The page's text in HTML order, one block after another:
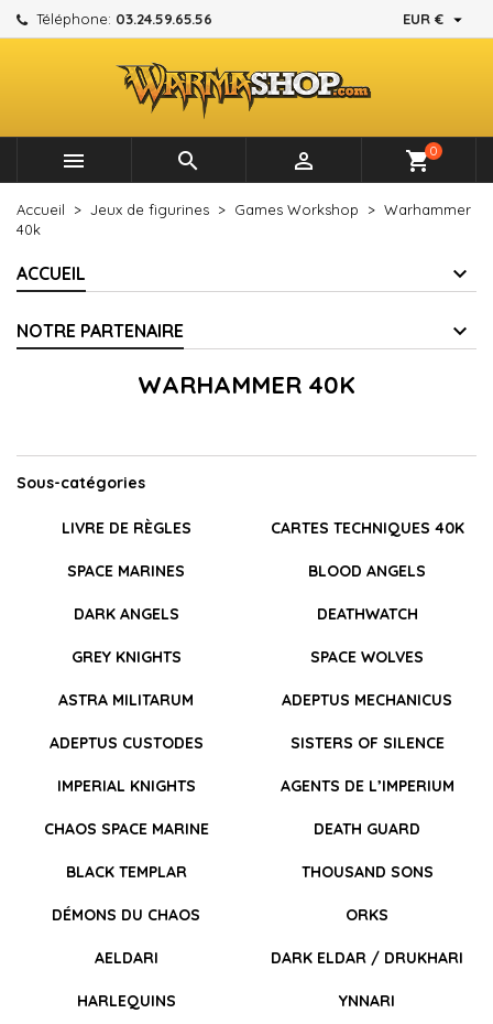
Téléphone: 03.24.59.65.56 EUR € 
   shopping_cart0
Accueil Jeux de figurines Games Workshop
Warhammer
40k
ACCUEIL
NOTRE PARTENAIRE
WARHAMMER 40K
Sous-catégories
LIVRE DE RÈGLES CARTES TECHNIQUES 40K
SPACE MARINES BLOOD ANGELS
DARK ANGELS DEATHWATCH
GREY KNIGHTS SPACE WOLVES
ASTRA MILITARUM ADEPTUS MECHANICUS
ADEPTUS CUSTODES SISTERS OF SILENCE
IMPERIAL KNIGHTS AGENTS DE L’IMPERIUM
CHAOS SPACE MARINE DEATH GUARD
BLACK TEMPLAR THOUSAND SONS
DÉMONS DU CHAOS ORKS
AELDARI DARK ELDAR / DRUKHARI
HARLEQUINS YNNARI
Mes listes d'envies ×
Créer une nouvelle liste
((modalTitle)) ×
((confirmMessage))
((cancelText)) ((modalDeleteText))
Créer une liste d'envies ×
Nom de la liste d'envies
Annuler Créer une liste d'envies
Connexion ×
Vous devez être connecté pour ajouter des produits à
votre liste d'envies.